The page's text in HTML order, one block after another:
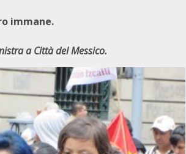
immane.
a Città del Messico.